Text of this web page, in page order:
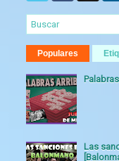
Populares
Las